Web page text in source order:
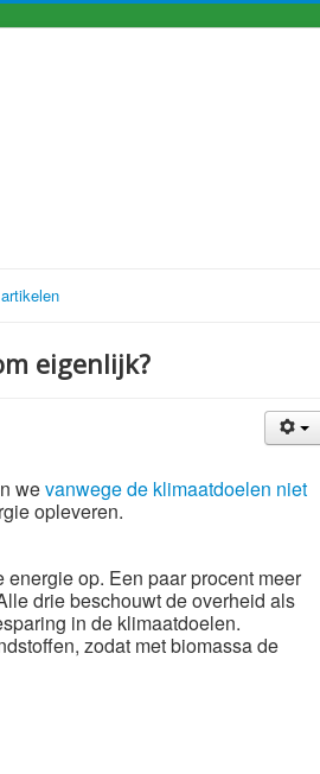
eigenlijk?
wevanwege de klimaatdoelen niet
opleveren.
op. Een paar procent meer
drie beschouwt de overheid als
in de klimaatdoelen.
zodat met biomassa de